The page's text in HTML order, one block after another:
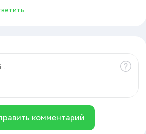
комментарий